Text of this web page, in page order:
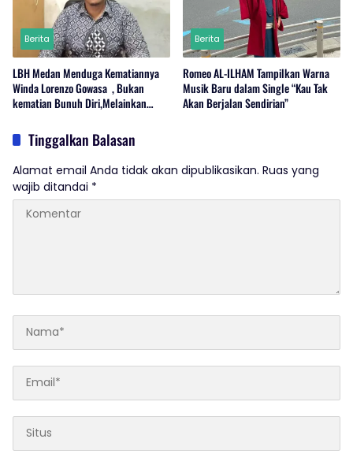
Berita
LBH Medan Menduga Kematiannya
Winda Lorenzo Gowasa , Bukan
kematian Bunuh Diri,Melainkan
Berita
Romeo AL-ILHAM Tampilkan Warna
Musik Baru dalam Single “Kau Tak
Akan Berjalan Sendirian”
Tinggalkan Balasan
Alamat email Anda tidak akan dipublikasikan. Ruas yang
wajib ditandai *